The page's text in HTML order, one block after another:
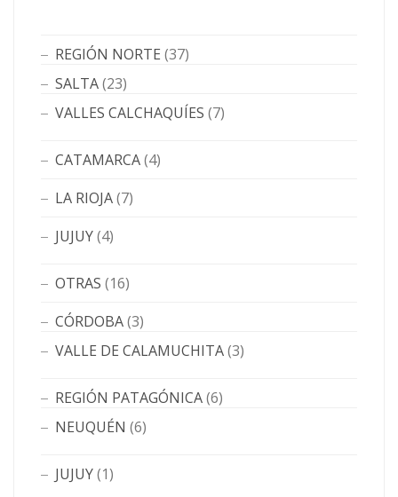
REGIÓN NORTE (37)
SALTA(23)
VALLES CALCHAQUÍES (7)
CATAMARCA(4)
LA RIOJA(7)
JUJUY(4)
OTRAS (16)
CÓRDOBA(3)
VALLE DE CALAMUCHITA(3)
REGIÓN PATAGÓNICA(6)
NEUQUÉN (6)
JUJUY(1)